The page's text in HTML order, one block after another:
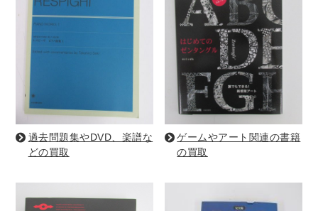
趣味・スポーツ
釣り
キャンプ
登山・ハイキング・クライミング
資格検定・辞書辞典
公務員・教員採用試験
医療・看護資格
就職対策
工学・技術・環境
過去問題集やDVD、楽譜な
どの買取
ゲームやアート関連の書籍
の買取